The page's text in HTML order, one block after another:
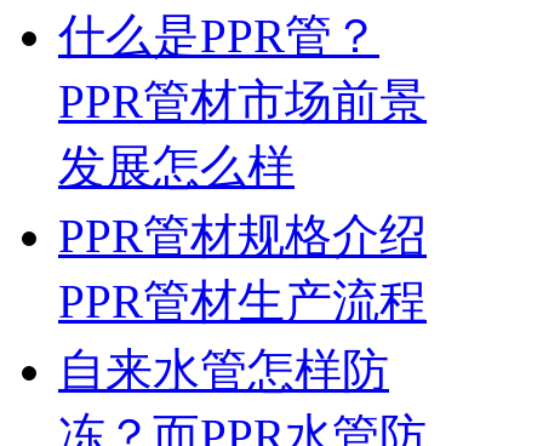
什么是PPR管？
PPR管材市场前景
发展怎么样
PPR管材规格介绍
PPR管材生产流程
自来水管怎样防